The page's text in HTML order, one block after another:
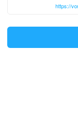
https://